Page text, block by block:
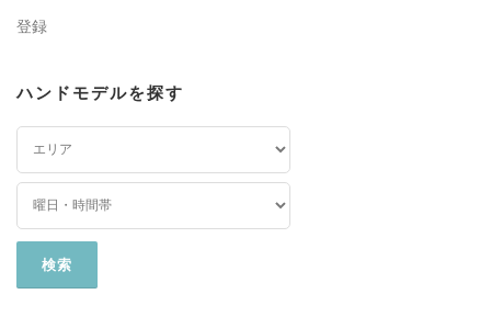
登録
ハンドモデルを探す